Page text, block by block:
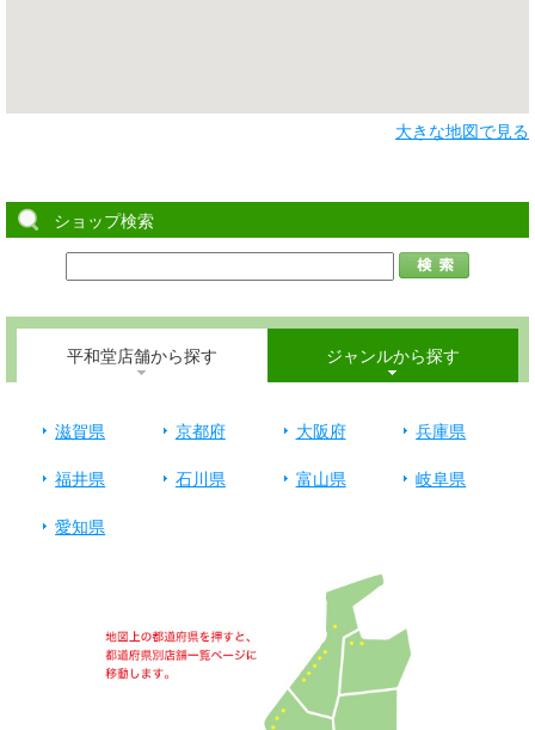
大きな地図で見る
ショップ検索
平和堂店舗から探す ジャンルから探す
滋賀県 京都府 大阪府
兵庫県
福井県
石川県 富山県
岐阜県
愛知県